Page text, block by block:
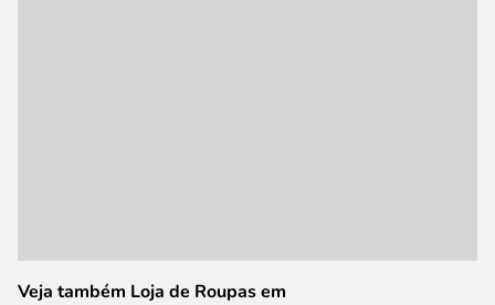
Veja também Loja de Roupas em